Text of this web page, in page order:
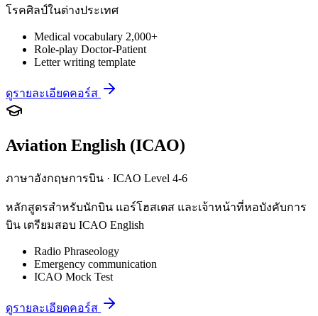
โรคศิลป์ในต่างประเทศ
Medical vocabulary 2,000+
Role-play Doctor-Patient
Letter writing template
ดูรายละเอียดคอร์ส
Aviation English (ICAO)
ภาษาอังกฤษการบิน · ICAO Level 4-6
หลักสูตรสำหรับนักบิน แอร์โฮสเตส และเจ้าหน้าที่หอบังคับการ
บิน เตรียมสอบ ICAO English
Radio Phraseology
Emergency communication
ICAO Mock Test
ดูรายละเอียดคอร์ส